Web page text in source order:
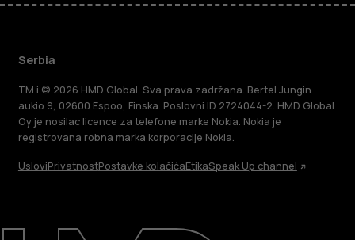
Serbia
TM i © 2026 HMD Global. Sva prava zadržana. Bertel Jungin
aukio 9, 02600 Espoo, Finska. Poslovni ID 2724044-2. HMD Global
Oy je nosilac licence za telefone marke Nokia. Nokia je
registrovana robna marka korporacije Nokia.
UsloviPrivatnostPostavke kolačićaEtikaSpeak Up channel